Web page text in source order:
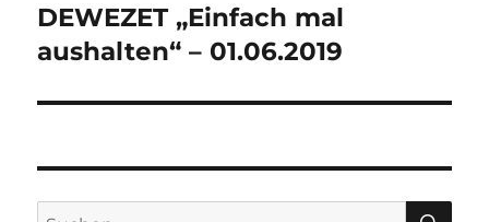
Nächster
Beitrag:
DEWEZET „Einfach mal
aushalten“ – 01.06.2019
Suchen